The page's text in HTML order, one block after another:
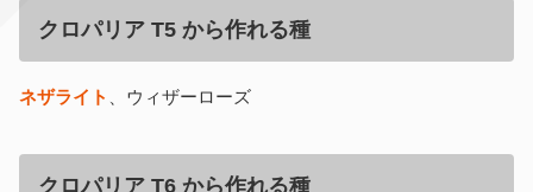
クロパリア T5 から作れる種
ネザライト 、ウィザーローズ
クロパリア T6 から作れる種